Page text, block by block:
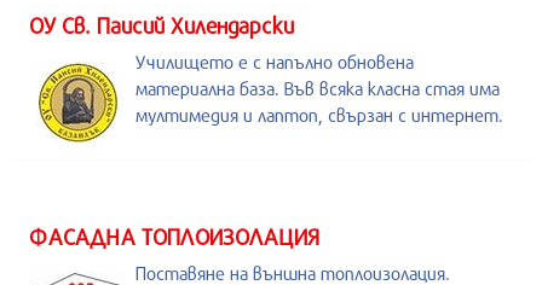
ОУ Св. Паисий Хилендарски
Училището е с напълно обновена
материална база. Във всяка класна стая има
мултимедия и лаптоп, свързан с интернет.
ФАСАДНА ТОПЛОИЗОЛАЦИЯ
Поставяне на външна топлоизолация.